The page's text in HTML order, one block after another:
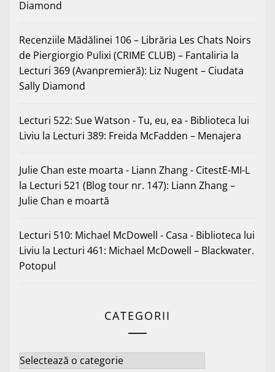
Diamond
Recenziile Mădălinei 106 – Librăria Les Chats Noirs
de Piergiorgio Pulixi (CRIME CLUB) – Fantaliria la
Lecturi 369 (Avanpremieră): Liz Nugent – Ciudata
Sally Diamond
Lecturi 522: Sue Watson - Tu, eu, ea - Biblioteca lui
Liviu la Lecturi 389: Freida McFadden – Menajera
Julie Chan este moarta - Liann Zhang - CitestE-MI-L
la Lecturi 521 (Blog tour nr. 147): Liann Zhang –
Julie Chan e moartă
Lecturi 510: Michael McDowell - Casa - Biblioteca lui
Liviu la Lecturi 461: Michael McDowell – Blackwater.
Potopul
CATEGORII
Categorii